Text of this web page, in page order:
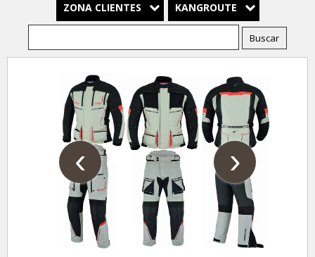
ZONA CLIENTES KANGROUTE
‹ ›